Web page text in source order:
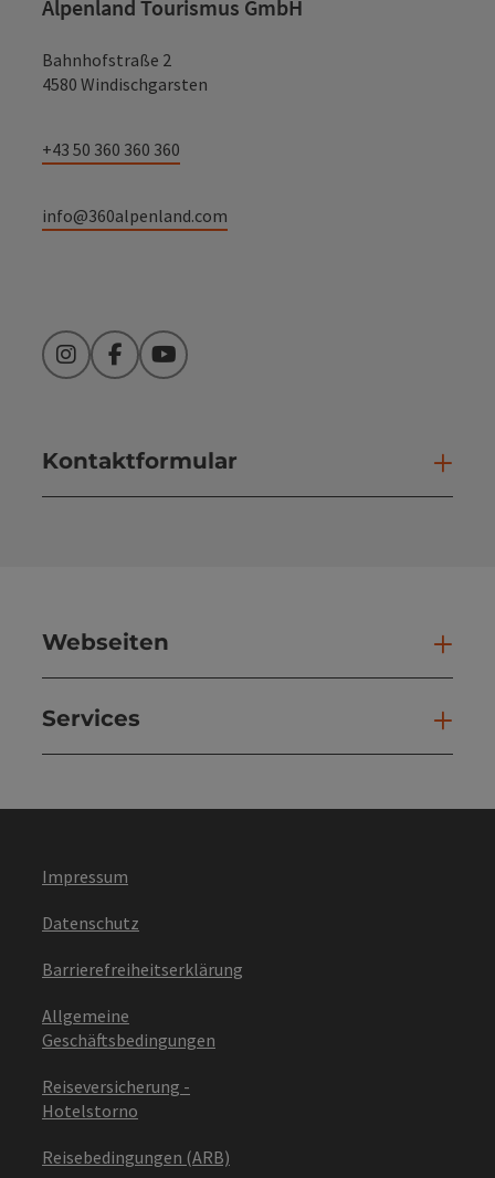
Alpenland Tourismus GmbH
Bahnhofstraße 2
4580 Windischgarsten
+43 50 360 360 360
info@360alpenland.com
InstagramFacebookYouTube
Kontaktformular
Webseiten
Services
Impressum
Datenschutz
Barrierefreiheitserklärung
Allgemeine
Geschäftsbedingungen
Reiseversicherung -
Hotelstorno
Reisebedingungen (ARB)